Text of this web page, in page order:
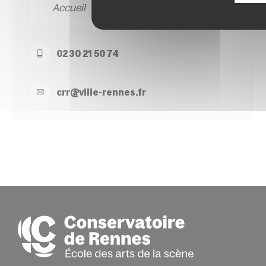
Accueil
02 30 21 50 74
crr@ville-rennes.fr